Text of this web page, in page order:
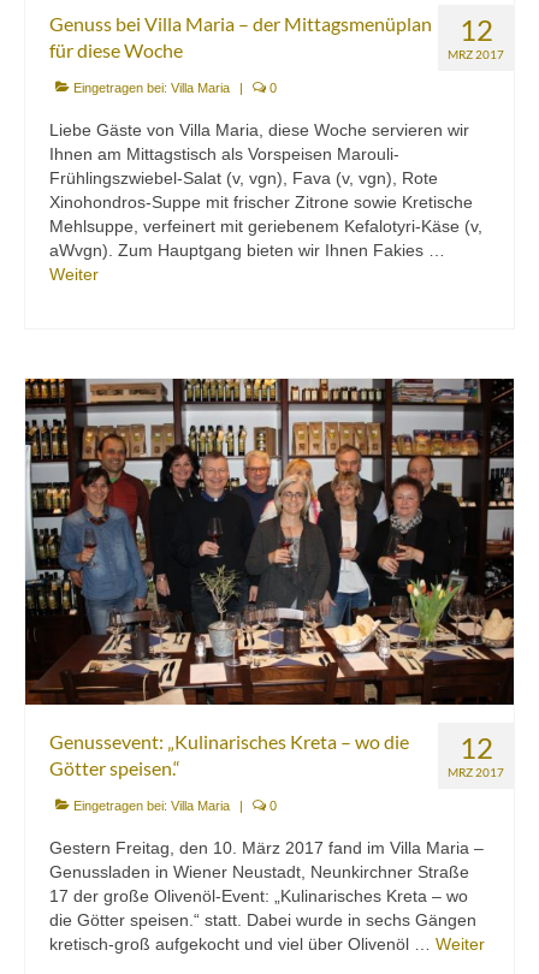
Shop
Back- & Teigwaren
Eingelegtes & Eingekochtes
Früchte in Sirup, Honig & Marmelade
Küchenaccessoires
Kontakt
Downloads
Datenschutz
Impressum
12
MRZ 2017
Genuss bei Villa Maria – der Mittagsmenüplan
für diese Woche
Eingetragen bei: Villa Maria | 0
Liebe Gäste von Villa Maria, diese Woche servieren wir
Ihnen am Mittagstisch als Vorspeisen Marouli-
Frühlingszwiebel-Salat (v, vgn), Fava (v, vgn), Rote
Xinohondros-Suppe mit frischer Zitrone sowie Kretische
Mehlsuppe, verfeinert mit geriebenem Kefalotyri-Käse (v,
aWvgn). Zum Hauptgang bieten wir Ihnen Fakies …
Weiter
12
MRZ 2017
Genussevent: „Kulinarisches Kreta – wo die
Götter speisen.“
Eingetragen bei: Villa Maria | 0
Gestern Freitag, den 10. März 2017 fand im Villa Maria –
Genussladen in Wiener Neustadt, Neunkirchner Straße
17 der große Olivenöl-Event: „Kulinarisches Kreta – wo
die Götter speisen.“ statt. Dabei wurde in sechs Gängen
kretisch-groß aufgekocht und viel über Olivenöl … Weiter